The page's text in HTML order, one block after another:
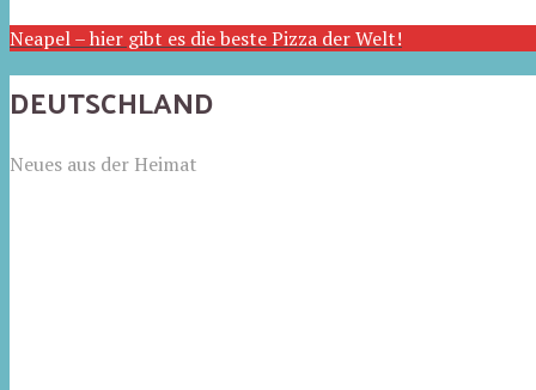
Neapel – hier gibt es die beste Pizza der Welt!
DEUTSCHLAND
Neues aus der Heimat